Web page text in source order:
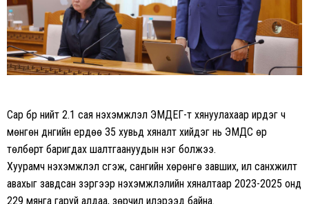
Сар бүр нийт 2.1 сая нэхэмжлэл ЭМДЕГ-т хянуулахаар ирдэг ч
мөнгөн дүнгийн ердөө 35 хувьд хяналт хийдэг нь ЭМДС өр
төлбөрт баригдах шалтгаануудын нэг болжээ.
Хуурамч нэхэмжлэл үүсгэж, сангийн хөрөнгө завших, илүү санхүүжилт
авахыг завдсан зэргээр нэхэмжлэлийн хяналтаар 2023-2025 онд
229 мянга гаруй алдаа, зөрчил илэрээд байна.